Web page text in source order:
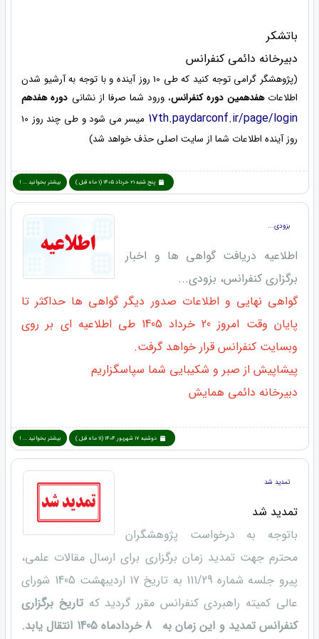
باتشکر
دبیرخانه دائمی کنفرانس
(پژوهشگر گرامی توجه کنید که طی 10 روز آینده و با توجه به آرشیو شدن
اطلاعاتهفدهمین دوره کنفرانس، ورود شما صرفا از نشانی دوره هفدهم
17th.paydarconf.ir/page/login
میسر می شود و طی چند روز 10
روز آینده اطلاعات شما از سایت اصلی حذف خواهد شد)
پنج شنبه 21 خرداد 1405 (1 ماه قبل ) بیشتر بخوانید ... !
بزودی...
اطلاعیه دریافت گواهی ها و اخبار
برگزاری کنفرانس، بزودی...
گواهی نهایی و اطلاعات صدور دیگر گواهی ها حداکثر تا
پایان وقت امروز 20 خرداد 1405 طی اطلاعیه ای بر روی
وبسایت کنفرانس قرار خواهد گرفت.
پیشاپیش از صبر و شکیبایی شما سپاسگزاریم
دبیرخانه دائمی همایش
دوشنبه 17 شهریور 1404 (11 ماه قبل ) بیشتر بخوانید ... !
تمدید شد
تمدید شد
باتوجه به درخواست پژوهشگران
محترم جهت تمدید زمان برگزاری برای ارسال مقالات علمی،
پیرو جلسه شماره 111/29 به تاریخ 17 اردیبهشت 1405 شورای
عالی کمیته راهبردی کنفرانس مقرر گردید کهتاریخ برگزاری
کنفرانس تمدید و این زمان به 8 خردادماه 1405 انتقال یابد.